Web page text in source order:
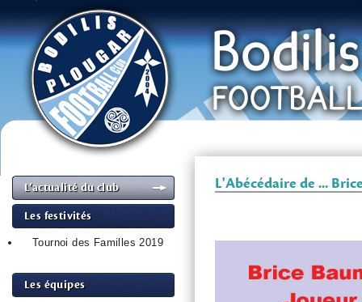
L’actualité du club
Les festivités
Tournoi des Familles 2019
Les équipes
L'Abécédaire de ...